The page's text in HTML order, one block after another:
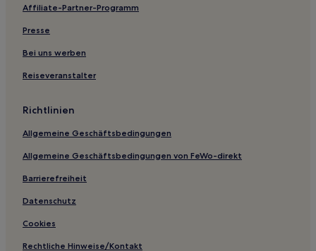
Chiba Hotels
Hotels nahe Tokyo DisneySea®
Chidori: Hotels
Ushigome Hotels
Hotels nahe Kominato Onsen
Goikaigan Hotels
Hotels nahe AEON Mall Makuhari New City
Mihama: Hotels
Hotels nahe Bahnhof Chiba Kemigawahama
Machibo Hotels
Affiliate-Partner-Programm
Presse
Bei uns werben
Reiseveranstalter
Richtlinien
Allgemeine Geschäftsbedingungen
Allgemeine Geschäftsbedingungen von FeWo-direkt
Barrierefreiheit
Datenschutz
Cookies
Rechtliche Hinweise/Kontakt